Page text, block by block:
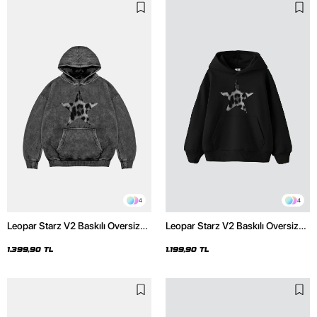
4
Leopar Starz V2 Baskılı Oversize
Hoodie
1.399,90 TL
4
Leopar Starz V2 Baskılı Oversize
1.199,90 TL